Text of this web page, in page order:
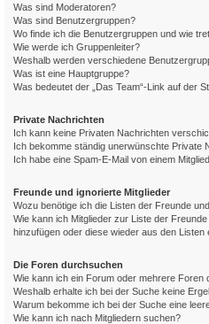
Was sind Moderatoren?
Was sind Benutzergruppen?
Wo finde ich die Benutzergruppen und wie
Wie werde ich Gruppenleiter?
Weshalb werden verschiedene
Was ist eine Hauptgruppe?
Was bedeutet der „Das Team“-Link auf der
Private Nachrichten
Ich kann keine Privaten Nachrichten
Ich bekomme ständig unerwünschte Private
Ich habe eine Spam-E-Mail von einem
Freunde und ignorierte Mitglieder
Wozu benötige ich die Listen der Freunde
Wie kann ich Mitglieder zur Liste der
hinzufügen oder diese wieder aus den Listen
Die Foren durchsuchen
Wie kann ich ein Forum oder mehrere Foren
Weshalb erhalte ich bei der Suche keine
Warum bekomme ich bei der Suche eine
Wie kann ich nach Mitgliedern suchen?